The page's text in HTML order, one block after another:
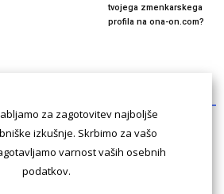
tvojega zmenkarskega
profila na ona-on.com?
bitiprijavljeni
za zagotovitev najboljše
izkušnje. Skrbimo za vašo
varnost vaših osebnih
podatkov.